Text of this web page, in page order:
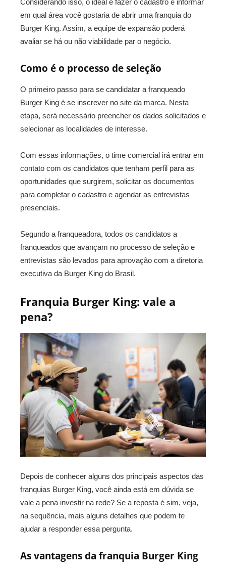
em qual área você gostaria de abrir uma franquia do
Burger King. Assim, a equipe de expansão poderá
avaliar se há ou não viabilidade par o negócio.
Como é o processo de seleção
O primeiro passo para se candidatar a franqueado
Burger King é se inscrever no site da marca. Nesta
etapa, será necessário preencher os dados solicitados e
selecionar as localidades de interesse.
Com essas informações, o time comercial irá entrar em
contato com os candidatos que tenham perfil para as
oportunidades que surgirem, solicitar os documentos
para completar o cadastro e agendar as entrevistas
presenciais.
Segundo a franqueadora, todos os candidatos a
franqueados que avançam no processo de seleção e
entrevistas são levados para aprovação com a diretoria
executiva da Burger King do Brasil.
Franquia Burger King: vale a
pena?
Depois de conhecer alguns dos principais aspectos das
franquias Burger King, você ainda está em dúvida se
vale a pena investir na rede? Se a reposta é sim, veja,
na sequência, mais alguns detalhes que podem te
ajudar a responder essa pergunta.
As vantagens da franquia Burger King